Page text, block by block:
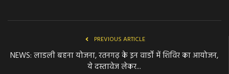
PREVIOUS ARTICLE
NEWS: लाडली बहना योजना, रतनगढ़ के इन वार्डो में शिविर का आयोजन,
ये दस्तावेज लेकर...